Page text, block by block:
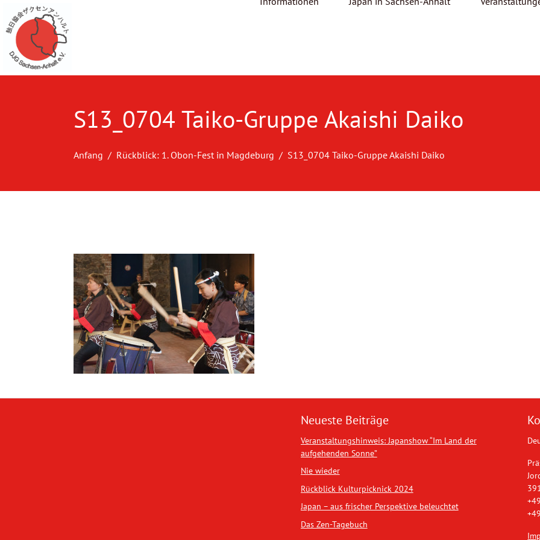
S13_0704 Taiko-Gruppe Akaishi Daiko
Anfang Rückblick: 1. Obon-Fest in Magdeburg S13_0704 Taiko-Gruppe Akaishi Daiko
Neueste Beiträge
Veranstaltungshinweis: Japanshow “Im Land der
aufgehenden Sonne”
Nie wieder
Rückblick Kulturpicknick 2024
Japan – aus frischer Perspektive beleuchtet
Das Zen-Tagebuch